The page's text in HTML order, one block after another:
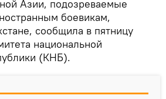
Азии, подозреваемые
боевикам,
сообщила в пятницу
национальной
(КНБ).